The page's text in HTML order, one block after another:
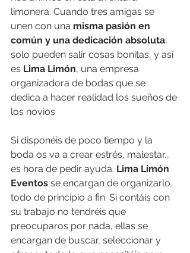
limonera. Cuando tres amigas se
unen con una misma pasión en
común y una dedicación absoluta,
solo pueden salir cosas bonitas, y así
es Lima Limón, una empresa
organizadora de bodas que se
dedica a hacer realidad los sueños de
los novios
Si disponéis de poco tiempo y la
boda os va a crear estrés, malestar...
es hora de pedir ayuda. Lima Limón
Eventos se encargan de organizarlo
todo de principio a fin. Si contáis con
su trabajo no tendréis que
preocuparos por nada, ellas se
encargan de buscar, seleccionar y